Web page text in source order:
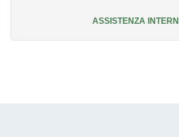
ASSISTENZA